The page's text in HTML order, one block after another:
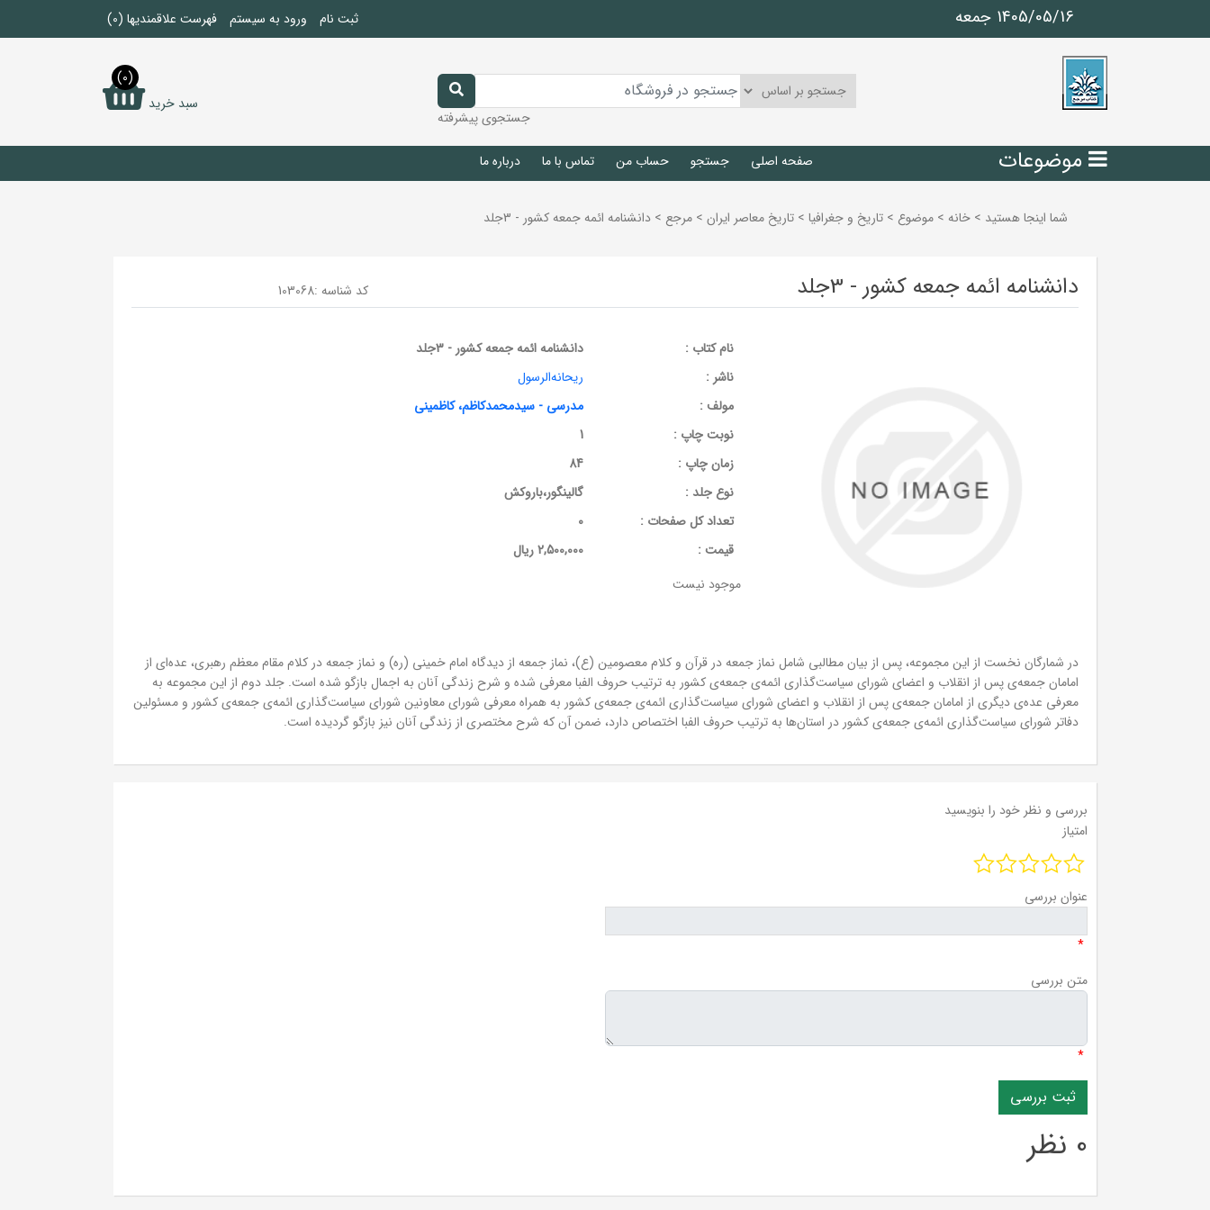
1405/05/16 جمعه ثبت نام ورود به سیستم فهرست علاقمندیها (0)
جستجوی پیشرفته
سبد خرید
(0)
موضوعات صفحه اصلی جستجو حساب من تماس با ما درباره ما
شما اینجا هستید > خانه > موضوع > تاريخ و جغرافيا > تاريخ معاصر ايران > مرجع > دانشنامه ائمه‌ جمعه کشور - 3جلد
دانشنامه ائمه‌ جمعه کشور - 3جلد کد شناسه :103068
نام کتاب :
دانشنامه ائمه‌ جمعه کشور - 3جلد
ناشر :
ریحانه‌الرسول
مولف :
مدرسی - سیدمحمدکاظم، کاظمینی
نوبت چاپ :
1
زمان چاپ :
84
نوع جلد :
گالینگور،باروکش
تعداد کل صفحات :
0
قيمت :
2,500,000 ریال
موجود نیست
در شمارگان نخست از این مجموعه، پس از بیان مطالبی شامل نماز جمعه در قرآن و کلام معصومین (ع)، نماز جمعه از دیدگاه امام خمینی (ره) و نماز جمعه در کلام مقام معظم رهبری، عده‌ای از
امامان جمعه‌ی پس از انقلاب و اعضای شورای سیاست‌گذاری ائمه‌ی جمعه‌ی کشور به ترتیب حروف الفبا معرفی شده و شرح زندگی آنان به اجمال بازگو شده است. جلد دوم از این مجموعه به
معرفی عده‌ی دیگری از امامان جمعه‌ی پس از انقلاب و اعضای شورای سیاست‌گذاری ائمه‌ی جمعه‌ی کشور به همراه معرفی شورای معاونین شورای سیاست‌گذاری ائمه‌ی جمعه‌ی کشور و مسئولین
دفاتر شورای سیاست‌گذاری ائمه‌ی جمعه‌ی کشور در استان‌ها به ترتیب حروف الفبا اختصاص دارد، ضمن آن که شرح مختصری از زندگی آنان نیز بازگو گردیده است.
بررسی و نظر خود را بنویسید
امتیاز
عنوان بررسی
*
متن بررسی
*
0 نظر